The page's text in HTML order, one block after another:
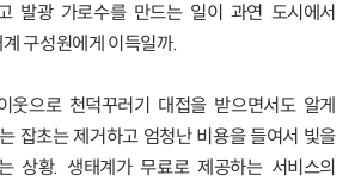
발광 가로수를 만드는 일이 과연 도시에서
구성원에게 이득일까.
웃으로 천덕꾸러기 대접을 받으면서도 알게
잡초는 제거하고 엄청난 비용을 들여서 빛을
상황. 생태계가 무료로 제공하는 서비스의